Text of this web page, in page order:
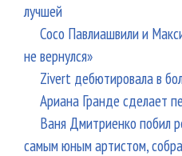
лучшей
Сосо Павлиашвили и
не вернулся»
Zivert дебютировала в
Ариана Гранде сделает
Ваня Дмитриенко побил
самым юным артистом,